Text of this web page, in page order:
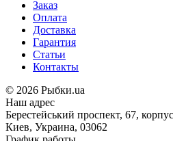
Заказ
Оплата
Доставка
Гарантия
Статьи
Контакты
© 2026 Рыбки.ua
Наш адрес
Берестейський проспект, 67,
Киев, Украина, 03062